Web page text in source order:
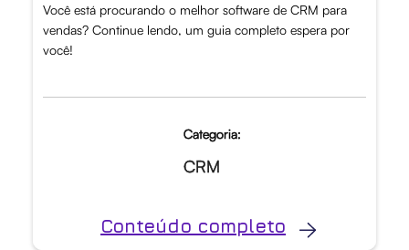
Você está procurando o melhor software de CRM para
vendas? Continue lendo, um guia completo espera por
você!
Categoria:
CRM
Conteúdo completo